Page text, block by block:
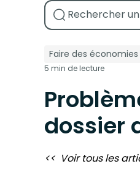
Faire des économies
5 min de lecture
dossier
<< Voir tous les